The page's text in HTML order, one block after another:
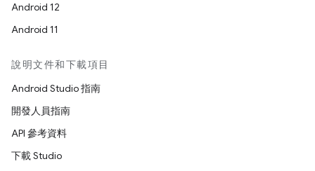
Android 12
Android 11
說明文件和下載項目
Android Studio 指南
開發人員指南
API 參考資料
下載 Studio